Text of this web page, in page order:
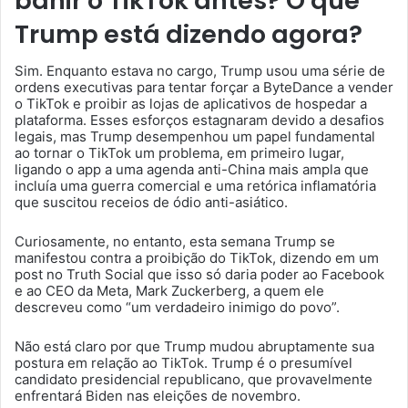
Trump está dizendo agora?
Sim. Enquanto estava no cargo, Trump usou uma série de
ordens executivas para tentar forçar a ByteDance a vender
o TikTok e proibir as lojas de aplicativos de hospedar a
plataforma. Esses esforços estagnaram devido a desafios
legais, mas Trump desempenhou um papel fundamental
ao tornar o TikTok um problema, em primeiro lugar,
ligando o app a uma agenda anti-China mais ampla que
incluía uma guerra comercial e uma retórica inflamatória
que suscitou receios de ódio anti-asiático.
Curiosamente, no entanto, esta semana Trump se
manifestou contra a proibição do TikTok, dizendo em um
post no Truth Social que isso só daria poder ao Facebook
e ao CEO da Meta, Mark Zuckerberg, a quem ele
descreveu como “um verdadeiro inimigo do povo”.
Não está claro por que Trump mudou abruptamente sua
postura em relação ao TikTok. Trump é o presumível
candidato presidencial republicano, que provavelmente
enfrentará Biden nas eleições de novembro.